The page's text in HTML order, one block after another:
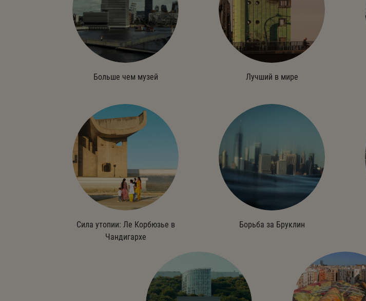
Больше чем музей Лучший в мире
Сила утопии: Ле Корбюзье в
Чандигархе
Борьба за Бруклин